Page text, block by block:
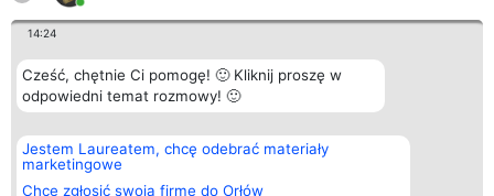
14:24
Cześć, chętnie Ci pomogę! 🙂 Kliknij proszę w
odpowiedni temat rozmowy! 🙂
Jestem Laureatem, chcę odebrać materiały
marketingowe
Chcę zgłosić swoją firmę do Orłów
Organizator plebiscytu
Bright Side Solutions sp. z o.
o. sp. k.
ul. Ruska 22
Plebiscyt
Laureaci
wszystkich
Kontakt
Kontakt